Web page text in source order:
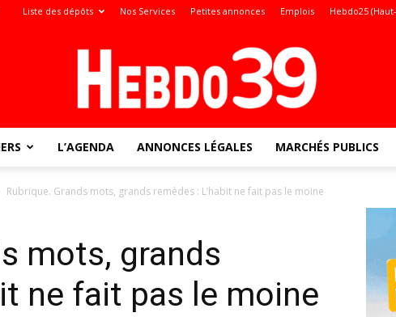
Liste des dépôts Nos Services Petites annonces Emplois Hebdo25
L’AGENDA ANNONCES LÉGALES MARCHÉS PUBLICS
Rubrique. Grands mots, grands remèdes : L’habit ne fait pas le moine
mots, grands
ne fait pas le moine